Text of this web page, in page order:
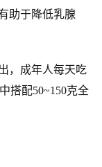
助于降低乳腺
，成年人每天吃
搭配50~150克全